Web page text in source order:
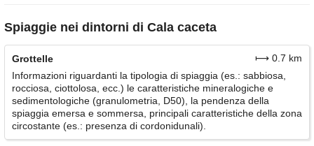
Spiaggie nei dintorni di Cala caceta
Grottelle
⟼ 0.7 km
Informazioni riguardanti la tipologia di spiaggia (es.: sabbiosa,
rocciosa, ciottolosa, ecc.) le caratteristiche mineralogiche e
sedimentologiche (granulometria, D50), la pendenza della
spiaggia emersa e sommersa, principali caratteristiche della zona
circostante (es.: presenza di cordonidunali).